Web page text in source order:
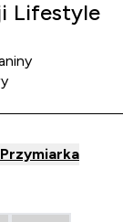
Lifestyle